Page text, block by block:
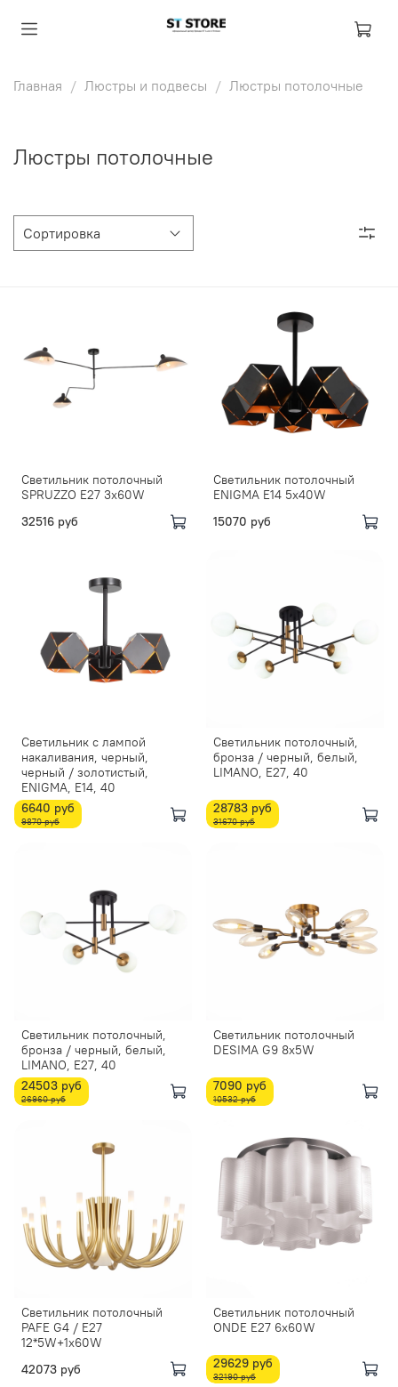
Главная Люстры и подвесы Люстры потолочные
Люстры потолочные
Светильник потолочный
SPRUZZO E27 3х60W
32516 руб
Светильник потолочный
ENIGMA E14 5х40W
15070 руб
Светильник с лампой
накаливания, черный,
черный / золотистый,
ENIGMA, E14, 40
6640 руб
9870 руб
Светильник потолочный,
бронза / черный, белый,
LIMANO, E27, 40
28783 руб
31670 руб
Светильник потолочный,
бронза / черный, белый,
LIMANO, E27, 40
24503 руб
26960 руб
Светильник потолочный
DESIMA G9 8х5W
7090 руб
10532 руб
Светильник потолочный
PAFE G4 / E27
12*5W+1х60W
42073 руб
Светильник потолочный
ONDE E27 6х60W
29629 руб
32190 руб